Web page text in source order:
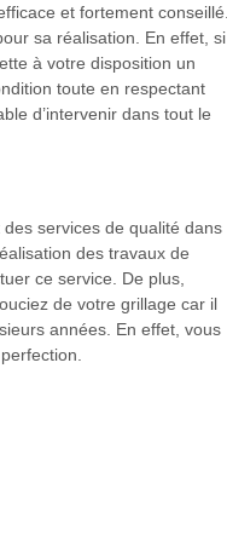
et fortement conseillé.
sa réalisation. En effet, si
à votre disposition un
toute en respectant
d’intervenir dans tout le
services de qualité dans
des travaux de
ce service. De plus,
de votre grillage car il
années. En effet, vous